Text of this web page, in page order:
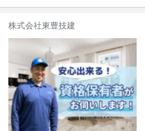
株式会社東豊技建